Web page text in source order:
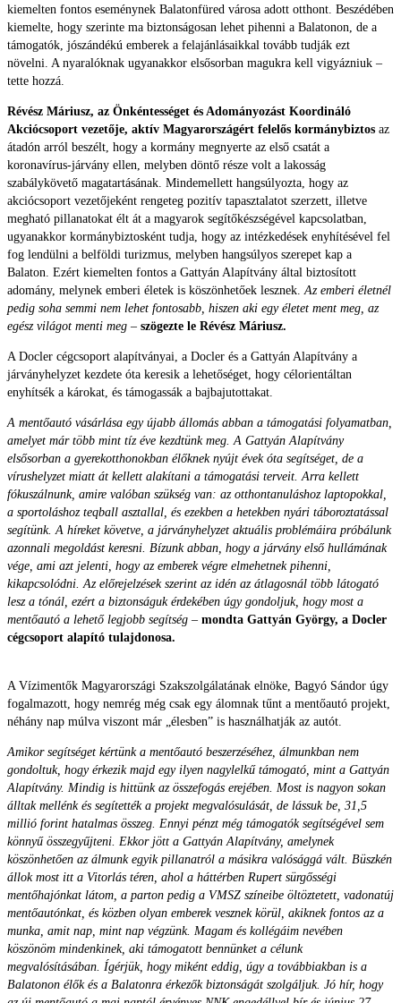
kiemelten fontos eseménynek Balatonfüred városa adott otthont. Beszédében
kiemelte, hogy szerinte ma biztonságosan lehet pihenni a Balatonon, de a
támogatók, jószándékú emberek a felajánlásaikkal tovább tudják ezt
növelni. A nyaralóknak ugyanakkor elsősorban magukra kell vigyázniuk –
tette hozzá.
Révész Máriusz, az Önkéntességet és Adományozást Koordináló
Akciócsoport vezetője, aktív Magyarországért felelős kormánybiztos az
átadón arról beszélt, hogy a kormány megnyerte az első csatát a
koronavírus-járvány ellen, melyben döntő része volt a lakosság
szabálykövető magatartásának. Mindemellett hangsúlyozta, hogy az
akciócsoport vezetőjeként rengeteg pozitív tapasztalatot szerzett, illetve
megható pillanatokat élt át a magyarok segítőkészségével kapcsolatban,
ugyanakkor kormánybiztosként tudja, hogy az intézkedések enyhítésével fel
fog lendülni a belföldi turizmus, melyben hangsúlyos szerepet kap a
Balaton. Ezért kiemelten fontos a Gattyán Alapítvány által biztosított
adomány, melynek emberi életek is köszönhetőek lesznek.Az emberi életnél
pedig soha semmi nem lehet fontosabb, hiszen aki egy életet ment meg, az
egész világot menti meg – szögezte le Révész Máriusz.
A Docler cégcsoport alapítványai, a Docler és a Gattyán Alapítvány a
járványhelyzet kezdete óta keresik a lehetőséget, hogy célorientáltan
enyhítsék a károkat, és támogassák a bajbajutottakat.
A mentőautó vásárlása egy újabb állomás abban a támogatási folyamatban,
amelyet már több mint tíz éve kezdtünk meg. A Gattyán Alapítvány
elsősorban a gyerekotthonokban élőknek nyújt évek óta segítséget, de a
vírushelyzet miatt át kellett alakítani a támogatási terveit. Arra kellett
fókuszálnunk, amire valóban szükség van: az otthontanuláshoz laptopokkal,
a sportoláshoz teqball asztallal, és ezekben a hetekben nyári táboroztatással
segítünk. A híreket követve, a járványhelyzet aktuális problémáira próbálunk
azonnali megoldást keresni. Bízunk abban, hogy a járvány első hullámának
vége, ami azt jelenti, hogy az emberek végre elmehetnek pihenni,
kikapcsolódni. Az előrejelzések szerint az idén az átlagosnál több látogató
lesz a tónál, ezért a biztonságuk érdekében úgy gondoljuk, hogy most a
mentőautó a lehető legjobb segítség – mondta Gattyán György, a Docler
cégcsoport alapító tulajdonosa.
A Vízimentők Magyarországi Szakszolgálatának elnöke, Bagyó Sándor úgy
fogalmazott, hogy nemrég még csak egy álomnak tűnt a mentőautó projekt,
néhány nap múlva viszont már „élesben” is használhatják az autót.
Amikor segítséget kértünk a mentőautó beszerzéséhez, álmunkban nem
gondoltuk, hogy érkezik majd egy ilyen nagylelkű támogató, mint a Gattyán
Alapítvány. Mindig is hittünk az összefogás erejében. Most is nagyon sokan
álltak mellénk és segítették a projekt megvalósulását, de lássuk be, 31,5
millió forint hatalmas összeg. Ennyi pénzt még támogatók segítségével sem
könnyű összegyűjteni. Ekkor jött a Gattyán Alapítvány, amelynek
köszönhetően az álmunk egyik pillanatról a másikra valósággá vált. Büszkén
állok most itt a Vitorlás téren, ahol a háttérben Rupert sürgősségi
mentőhajónkat látom, a parton pedig a VMSZ színeibe öltöztetett, vadonatúj
mentőautónkat, és közben olyan emberek vesznek körül, akiknek fontos az a
munka, amit nap, mint nap végzünk. Magam és kollégáim nevében
köszönöm mindenkinek, aki támogatott bennünket a célunk
megvalósításában. Ígérjük, hogy miként eddig, úgy a továbbiakban is a
Balatonon élők és a Balatonra érkezők biztonságát szolgáljuk. Jó hír, hogy